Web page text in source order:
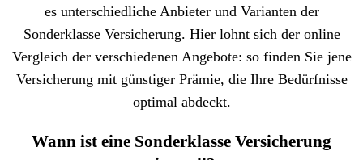
es unterschiedliche Anbieter und Varianten der
Sonderklasse Versicherung. Hier lohnt sich der online
Vergleich der verschiedenen Angebote: so finden Sie jene
Versicherung mit günstiger Prämie, die Ihre Bedürfnisse
optimal abdeckt.
Wann ist eine Sonderklasse Versicherung